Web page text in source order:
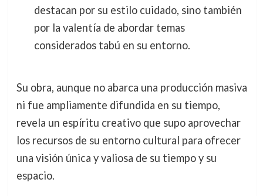
destacan por su estilo cuidado, sino también
por la valentía de abordar temas
considerados tabú en su entorno.
Su obra, aunque no abarca una producción masiva
ni fue ampliamente difundida en su tiempo,
revela un espíritu creativo que supo aprovechar
los recursos de su entorno cultural para ofrecer
una visión única y valiosa de su tiempo y su
espacio.